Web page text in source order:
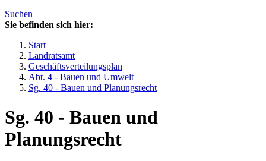
Suchen
Sie befinden sich hier:
Start
Landratsamt
Geschäftsverteilungsplan
Abt. 4 - Bauen und Umwelt
Sg. 40 - Bauen und Planungsrecht
Sg. 40 - Bauen und
Planungsrecht